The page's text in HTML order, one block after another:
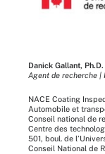
Danick Gallant, Ph.D.
Agent de recherche |
NACE Coating
Automobile et
Conseil national de
Centre des
501, boul. de
Conseil National de